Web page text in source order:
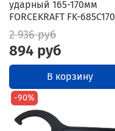
ударный 165-170мм
FORCEKRAFT FK-685C170
2 936 руб
894 руб
В корзину
-90%